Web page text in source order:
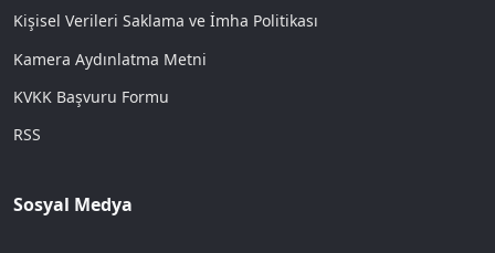
Kişisel Verileri Saklama ve İmha Politikası
Kamera Aydınlatma Metni
KVKK Başvuru Formu
RSS
Sosyal Medya